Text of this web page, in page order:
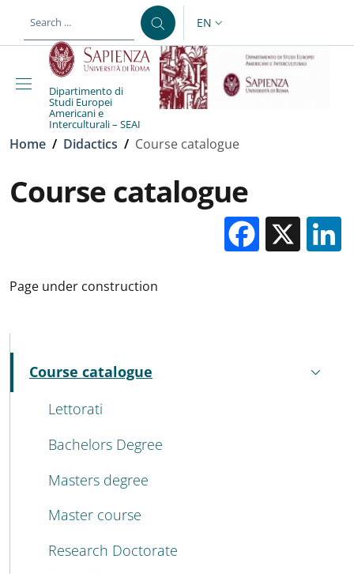
LANGUAGE SWITCHER:
EN
Dipartimento di
Studi Europei
Americani e
Interculturali – SEAI
Breadcrumb
Home / Didactics / Course catalogue
Course catalogue
X
Page under construction
MENU CEV SECOND NAVIGATION
Course catalogue
Active
Lettorati
Bachelors Degree
Masters degree
Master course
Research Doctorate